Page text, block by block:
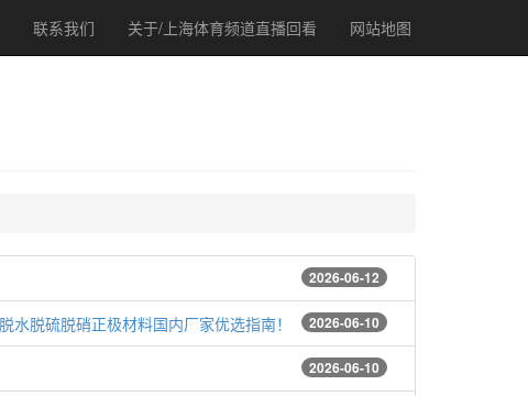
联系我们 关于/上海体育频道直播回看 网站地图
2026-06-12
2026-06-10
脱硫脱硝正极材料国内厂家优选指南！
2026-06-10